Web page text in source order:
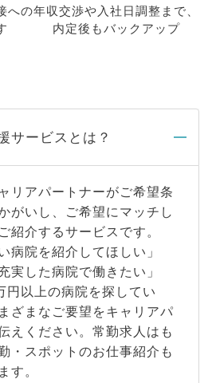
への年収交渉や入社日調整まで、
内定後もバックアップ
サービスとは？
リアパートナーがご希望条
がいし、ご希望にマッチし
紹介するサービスです。
病院を紹介してほしい」
実した病院で働きたい」
円以上の病院を探してい
ざまなご要望をキャリアパ
えください。常勤求人はも
・スポットのお仕事紹介も
す。